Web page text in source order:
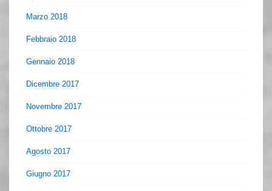
Marzo 2018
Febbraio 2018
Gennaio 2018
Dicembre 2017
Novembre 2017
Ottobre 2017
Agosto 2017
Giugno 2017